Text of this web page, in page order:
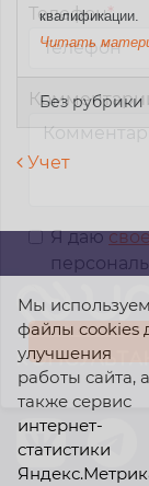
квалификации.
Читать
Без рубрики
Учет
Телефон*
Я даю
Мы используем
файлы cookies
улучшения
работы сайта, а
также сервис
интернет-
статистики